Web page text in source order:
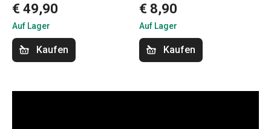
€ 49,90
Auf Lager
Kaufen
€ 8,90
Auf Lager
Kaufen